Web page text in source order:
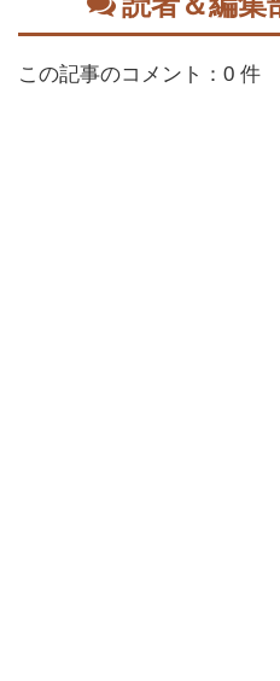
この記事のコメント：0 件